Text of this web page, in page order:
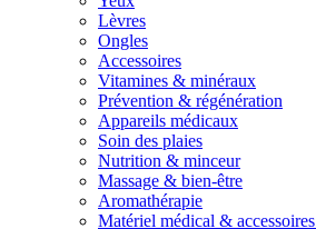
Lèvres
Ongles
Accessoires
Vitamines & minéraux
Prévention & régénération
Appareils médicaux
Soin des plaies
Nutrition & minceur
Massage & bien-être
Aromathérapie
Matériel médical &